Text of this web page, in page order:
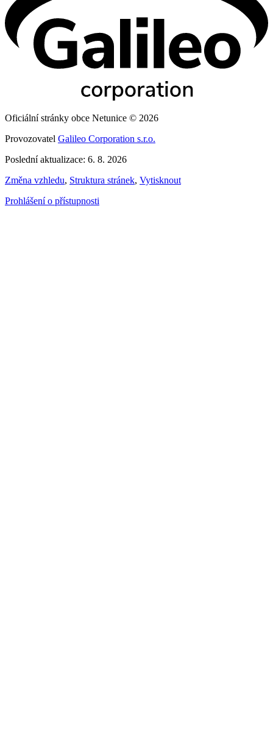
Oficiální stránky obce Netunice © 2026
Provozovatel Galileo Corporation s.r.o.
Poslední aktualizace: 6. 8. 2026
Změna vzhledu, Struktura stránek, Vytisknout
Prohlášení o přístupnosti